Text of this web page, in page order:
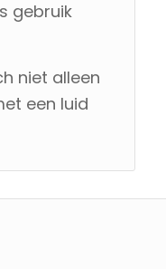
gebruik
niet alleen
een luid